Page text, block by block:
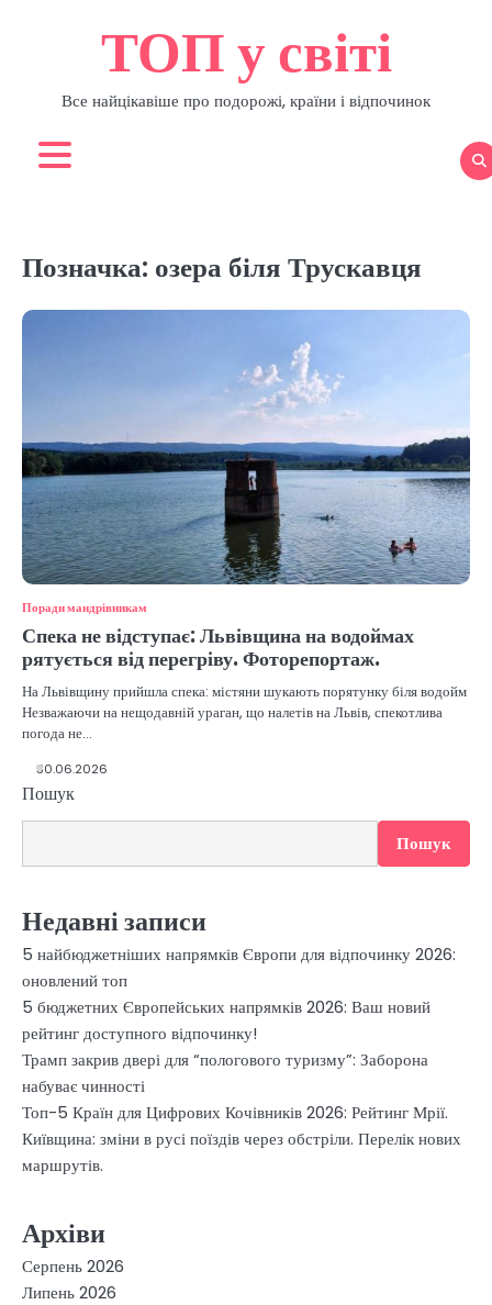
ТОП у світі
Все найцікавіше про подорожі, країни і відпочинок
Позначка: озера біля Трускавця
Поради мандрівникам
Спека не відступає: Львівщина на водоймах
рятується від перегріву. Фоторепортаж.
На Львівщину прийшла спека: містяни шукають порятунку біля водойм
Незважаючи на нещодавній ураган, що налетів на Львів, спекотлива
погода не…
30.06.2026
Пошук
Пошук
Недавні записи
5 найбюджетніших напрямків Європи для відпочинку 2026:
оновлений топ
5 бюджетних Європейських напрямків 2026: Ваш новий
рейтинг доступного відпочинку!
Трамп закрив двері для “пологового туризму”: Заборона
набуває чинності
Топ-5 Країн для Цифрових Кочівників 2026: Рейтинг Мрії.
Київщина: зміни в русі поїздів через обстріли. Перелік нових
маршрутів.
Архіви
Серпень 2026
Липень 2026